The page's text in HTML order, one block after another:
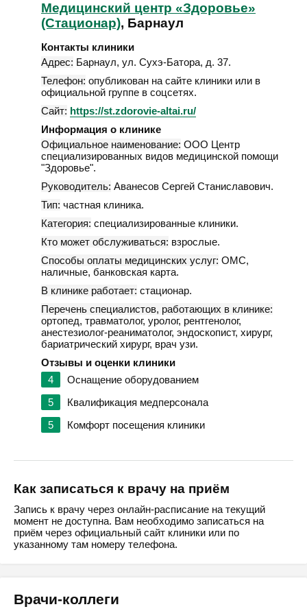
Медицинский центр «Здоровье»
(Стационар), Барнаул
Контакты клиники
Адрес: Барнаул, ул. Сухэ-Батора, д. 37.
Телефон: опубликован на сайте клиники или в
официальной группе в соцсетях.
Сайт: https://st.zdorovie-altai.ru/
Информация о клинике
Официальное наименование: ООО Центр
специализированных видов медицинской помощи
"Здоровье".
Руководитель: Аванесов Сергей Станиславович.
Тип: частная клиника.
Категория: специализированные клиники.
Кто может обслуживаться: взрослые.
Способы оплаты медицинских услуг: ОМС,
наличные, банковская карта.
В клинике работает: стационар.
Перечень специалистов, работающих в клинике:
ортопед, травматолог, уролог, рентгенолог,
анестезиолог-реаниматолог, эндоскопист, хирург,
бариатрический хирург, врач узи.
Отзывы и оценки клиники
4
Оснащение оборудованием
5
Квалификация медперсонала
5
Комфорт посещения клиники
Как записаться к врачу на приём
Запись к врачу через онлайн-расписание на текущий
момент не доступна. Вам необходимо записаться на
приём через официальный сайт клиники или по
указанному там номеру телефона.
Врачи-коллеги